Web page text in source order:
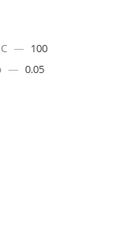
— 100
— 0.05